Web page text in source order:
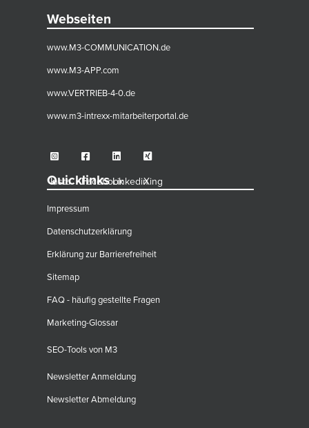
Webseiten
www.M3-COMMUNICATION.de
www.M3-APP.com
www.VERTRIEB-4-0.de
www.m3-intrexx-mitarbeiterportal.de
Insta FacebookLinkedinXing
Quicklinks
Impressum
Datenschutzerklärung
Erklärung zur Barrierefreiheit
Sitemap
FAQ - häufig gestellte Fragen
Marketing-Glossar
SEO-Tools von M3
Newsletter Anmeldung
Newsletter Abmeldung